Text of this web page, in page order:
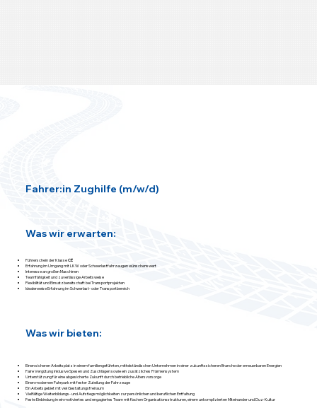
Fahrer:in Zughilfe (m/w/d)
Was wir erwarten:
Führerschein der KlasseCE
Erfahrung im Umgang mit LKW oder Schwerlastfahrzeugen wünschenswert
Interesse an großen Maschinen
Teamfähigkeit und zuverlässige Arbeitsweise
Flexibilität und Einsatzbereitschaft bei Transportprojekten
Idealerweise Erfahrung im Schwerlast- oder Transportbereich
Was wir bieten:
Einen sicheren Arbeitsplatz in einem familiengeführten, mittelständischen Unternehmen in einer zukunftssicheren Branche der erneuerbaren Energien
Faire Vergütung inklusive Spesen und Zuschlägen sowie ein zusätzliches Prämiensystem
Unterstützung für eine abgesicherte Zukunft durch betriebliche Altersvorsorge
Einen modernen Fuhrpark mit fester Zuteilung der Fahrzeuge
Ein Arbeitsgebiet mit viel Gestaltungsfreiraum
Vielfältige Weiterbildungs- und Aufstiegsmöglichkeiten zur persönlichen und beruflichen Entfaltung
Feste Einbindung in ein motiviertes und engagiertes Team mit flachen Organisationsstrukturen, einem unkomplizierten Miteinander und Duz-Kultur